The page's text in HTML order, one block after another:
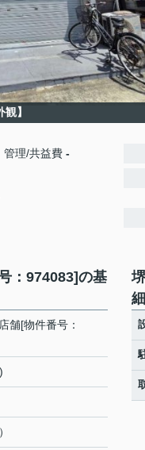
観】
管理/共益費 -
：974083]の基
[物件番号：